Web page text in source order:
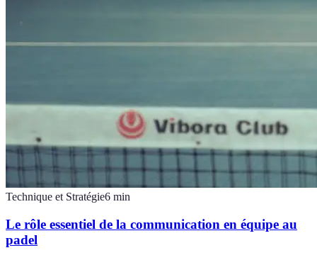
Technique et Stratégie6 min
Le rôle essentiel de la communication en équipe au
padel